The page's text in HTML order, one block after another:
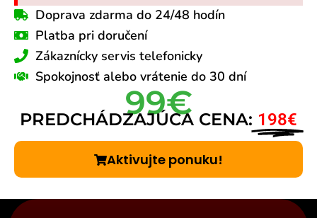
Doprava zdarma do 24/48 hodín
Platba pri doručení
Zákaznícky servis telefonicky
Spokojnosť alebo vrátenie do 30 dní
99€
PREDCHÁDZAJÚCA CENA: 198€
Aktivujte ponuku!